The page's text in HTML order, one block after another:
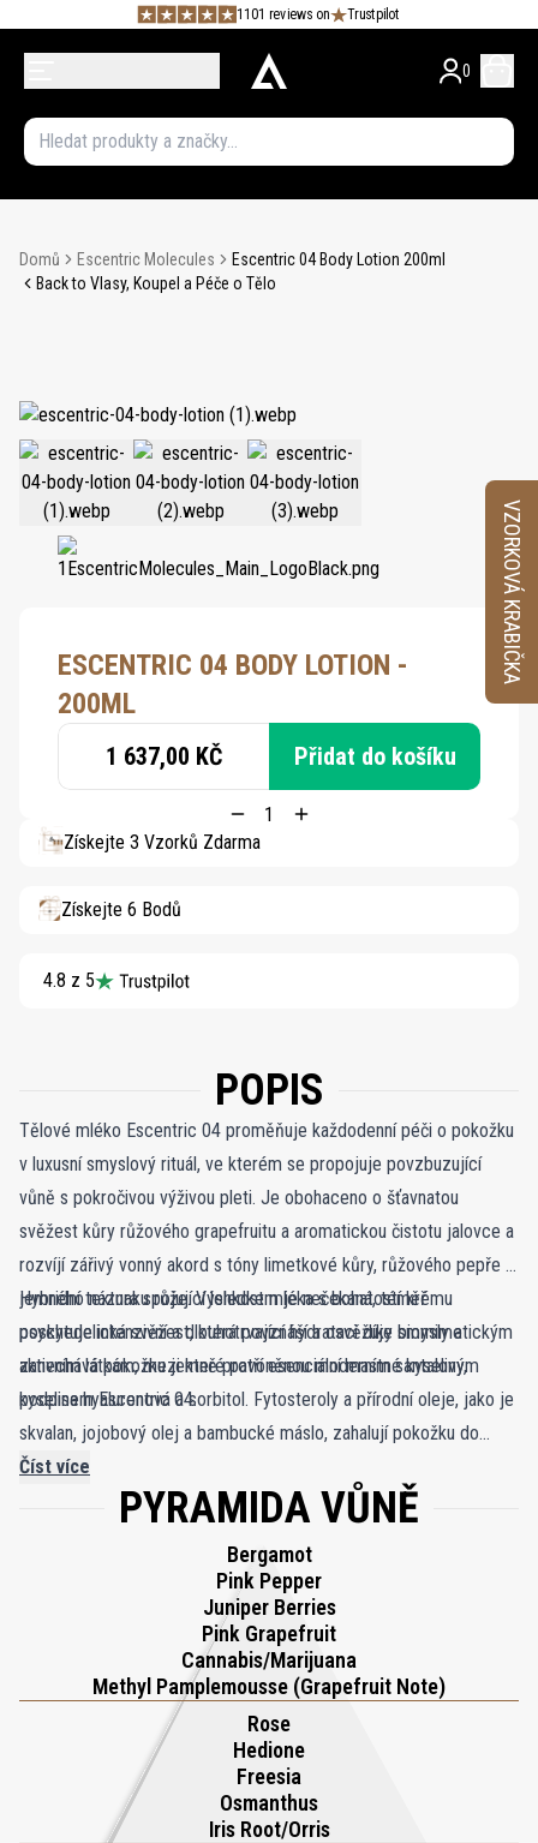
1101 reviews on Trustpilot
0
Domů Escentric Molecules
Escentric 04 Body Lotion 200ml
Back to Vlasy, Koupel a Péče o Tělo
ESCENTRIC 04 BODY LOTION -
200ML
1 637,00 KČ Přidat do košíku
Získejte 3 Vzorků Zdarma
Získejte 6 Bodů
4.8 z 5
POPIS
Tělové mléko Escentric 04 proměňuje každodenní péči o pokožku
v luxusní smyslový rituál, ve kterém se propojuje povzbuzující
vůně s pokročivou výživou pleti. Je obohaceno o šťavnatou
svěžest kůry růžového grapefruitu a aromatickou čistotu jalovce a
rozvíjí zářivý vonný akord s tóny limetkové kůry, růžového pepře a
jemného náznaku růže. Výsledkem je nečekaná, téměř
psychedelická svěžest, která povznáší a osvěžuje smysly a
zanechává pokožku jemně provoněnou moderním santalovým
podpisem Escentric 04.
Hybridní textura spojující lehkost mléka s bohatostí krému
poskytuje intenzivní a dlouhotrvající hydrataci díky biomimetickým
aktivním látkám, mezi které patří esenciální mastné kyseliny,
kyselina hyaluronová a sorbitol. Fytosteroly a přírodní oleje, jako je
skvalan, jojobový olej a bambucké máslo, zahalují pokožku do
hedvábné hebkosti a pocitu komfortu. Tělové mléko Escentric 04
je dermatologicky testované, netestované na zvířatech a vhodné
vůni a vytváří ucelený a intenzivní vonný zážitek.
Číst více
PYRAMIDA VŮNĚ
Bergamot
Pink Pepper
Juniper Berries
Pink Grapefruit
Cannabis/Marijuana
Methyl Pamplemousse (Grapefruit Note)
Rose
Hedione
Freesia
Osmanthus
Iris Root/Orris
VZORKOVÁ KRABIČKA